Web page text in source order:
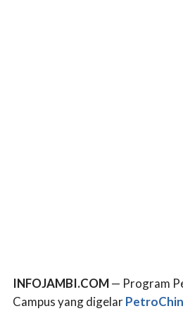
INFOJAMBI.COM— Program
Campus yang digelar